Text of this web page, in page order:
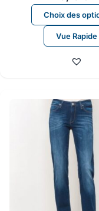
Choix des
Vue Rapide